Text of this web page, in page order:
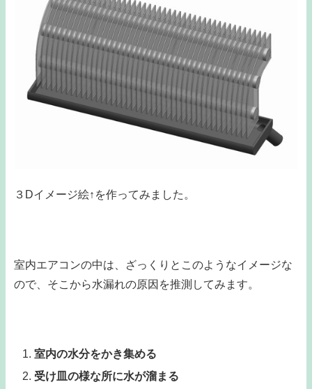
３Dイメージ絵↑を作ってみました。
室内エアコンの中は、ざっくりとこのようなイメージな
ので、そこから水漏れの原因を推測してみます。
室内の水分をかき集める
受け皿の様な所に水が溜まる